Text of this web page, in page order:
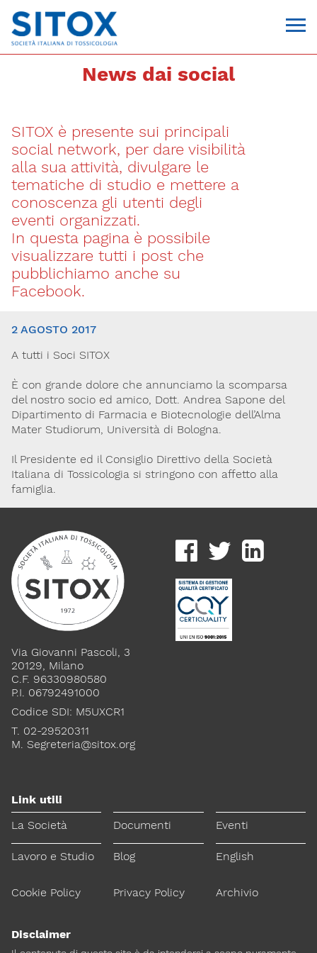
Via Giovanni Pascoli, 3
20129, Milano
C.F. 96330980580
P.I. 06792491000
T. 02-29520311
segreteria@sitox.org
News dai social
SITOX è presente sui principali
social network, per dare visibilità
alla sua attività, divulgare le
tematiche di studio e mettere a
conoscenza gli utenti degli
eventi organizzati.
In questa pagina è possibile
visualizzare tutti i post che
pubblichiamo anche su
Facebook.
2 AGOSTO 2017
A tutti i Soci SITOX
È con grande dolore che annunciamo la scomparsa
del nostro socio ed amico, Dott. Andrea Sapone del
Dipartimento di Farmacia e Biotecnologie dell’Alma
Mater Studiorum, Università di Bologna.
Il Presidente ed il Consiglio Direttivo della Società
Italiana di Tossicologia si stringono con affetto alla
famiglia.
Via Giovanni Pascoli, 3
20129, Milano
C.F. 96330980580
P.I. 06792491000
Codice SDI: M5UXCR1
T. 02-29520311
M. Segreteria@sitox.org
Link utili
La Società
Documenti Eventi
Lavoro e Studio Blog English
Cookie Policy Privacy Policy Archivio
Disclaimer
Via Giovanni Pascoli, 3
20129, Milano
C.F. 96330980580
P.I. 06792491000
T. 02-29520311
M.Segreteria@sitox.org
Link utili
La Società
Eventi
Lavoro e Studio Blog
Cookie Policy
Disclaimer
dimenticanze o cattive interpretazioni presenti in queste pagine
Per maggiori informazioni e
approfondimenti
CONTATTACI
Dona il 5 per 1000 a SITOX SCOPRI DI PIU